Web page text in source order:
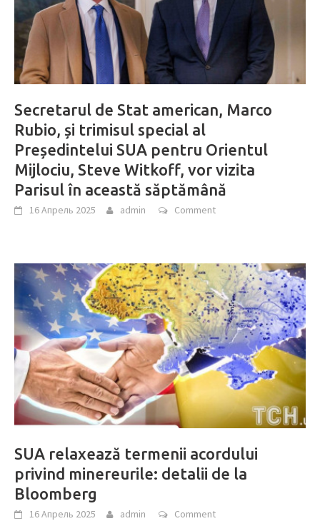
Secretarul de Stat american, Marco
Rubio, și trimisul special al
Președintelui SUA pentru Orientul
Mijlociu, Steve Witkoff, vor vizita
Parisul în această săptămână
16 Апрель 2025 admin Comment
SUA relaxează termenii acordului
privind minereurile: detalii de la
Bloomberg
16 Апрель 2025 admin Comment